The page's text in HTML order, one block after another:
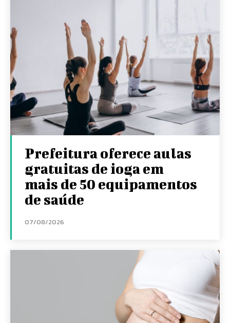
Prefeitura oferece aulas
gratuitas de ioga em
mais de 50 equipamentos
de saúde
07/08/2026